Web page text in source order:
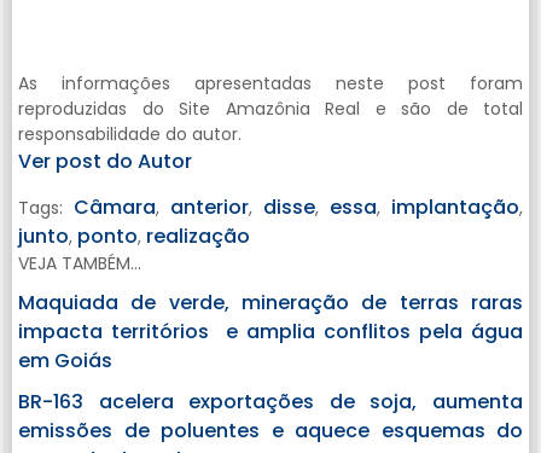
As informações apresentadas neste post foram
reproduzidas do Site Amazônia Real e são de total
responsabilidade do autor.
Ver post do Autor
Tags: Câmara, anterior, disse, essa, implantação,
junto, ponto, realização
VEJA TAMBÉM...
Maquiada de verde, mineração de terras raras
impacta territórios e amplia conflitos pela água
em Goiás
BR-163 acelera exportações de soja, aumenta
emissões de poluentes e aquece esquemas do